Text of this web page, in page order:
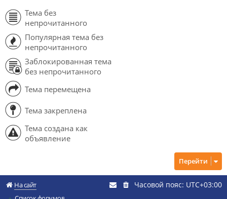
Тема без
непрочитанного
Популярная тема без
непрочитанного
Заблокированная тема
без непрочитанного
Тема перемещена
Тема закреплена
Тема создана как
объявление
Перейти
На сайт
Часовой пояс: UTC+03:00